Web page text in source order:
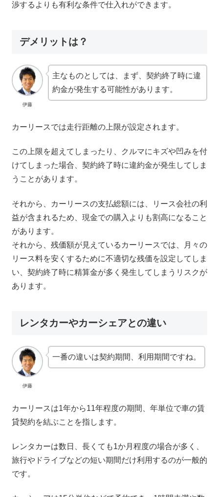
渉するよりも有利な条件で仕入れができます。
デメリットは？
伊藤
主なものとしては、まず、契約終了時に違
約金が発生する可能性があります。
カーリースでは走行距離の上限が設定されます。
この上限を超えてしまったり、クルマにキズや凹みを付
けてしまった場合、契約終了時に違約金が発生してしま
うことがあります。
それから、カーリースの支払総額には、リース会社の利
益が含まれるため、現金での購入よりも割高になること
があります。
それから、残価額が見えているカーリースでは、月々の
リース料を安くするために不適切な残価を設定してしま
い、契約終了時に精算金が多く発生してしまうリスクが
あります。
レンタカーやカーシェアとの違い
伊藤
一番の違いは契約期間、利用期間ですね。
カーリースは1年から11年程度の期間、年単位で車の賃
貸契約を結ぶことを指します。
レンタカーは数日、長くても1か月程度の場合が多く、
旅行やドライブなどの短い期間だけ利用するのが一般的
です。